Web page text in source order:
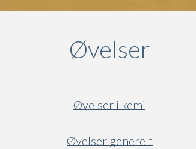
Øvelser
Øvelser i kemi
Øvelser generelt